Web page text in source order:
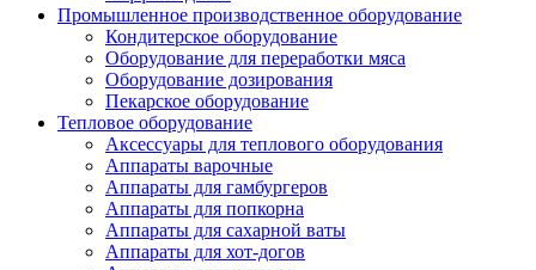
Промышленное производственное оборудование
Кондитерское оборудование
Оборудование для переработки мяса
Оборудование дозирования
Пекарское оборудование
Тепловое оборудование
Аксессуары для теплового оборудования
Аппараты варочные
Аппараты для гамбургеров
Аппараты для попкорна
Аппараты для сахарной ваты
Аппараты для хот-догов